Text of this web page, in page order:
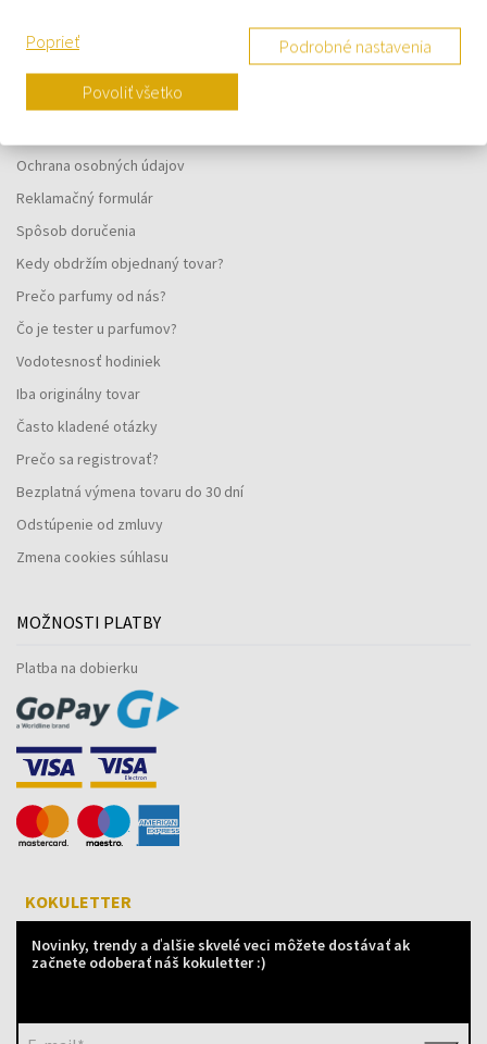
VŠETKO O NÁKUPE
Vernostný systém
Ochrana osobných údajov
Reklamačný formulár
Spôsob doručenia
Kedy obdržím objednaný tovar?
Prečo parfumy od nás?
Čo je tester u parfumov?
Vodotesnosť hodiniek
Iba originálny tovar
Často kladené otázky
Prečo sa registrovať?
Bezplatná výmena tovaru do 30 dní
Odstúpenie od zmluvy
Zmena cookies súhlasu
MOŽNOSTI PLATBY
Platba na dobierku
KOKULETTER
Novinky, trendy a ďalšie skvelé veci môžete dostávať ak
začnete odoberať náš kokuletter :)
Poprieť Podrobné nastavenia
Povoliť všetko